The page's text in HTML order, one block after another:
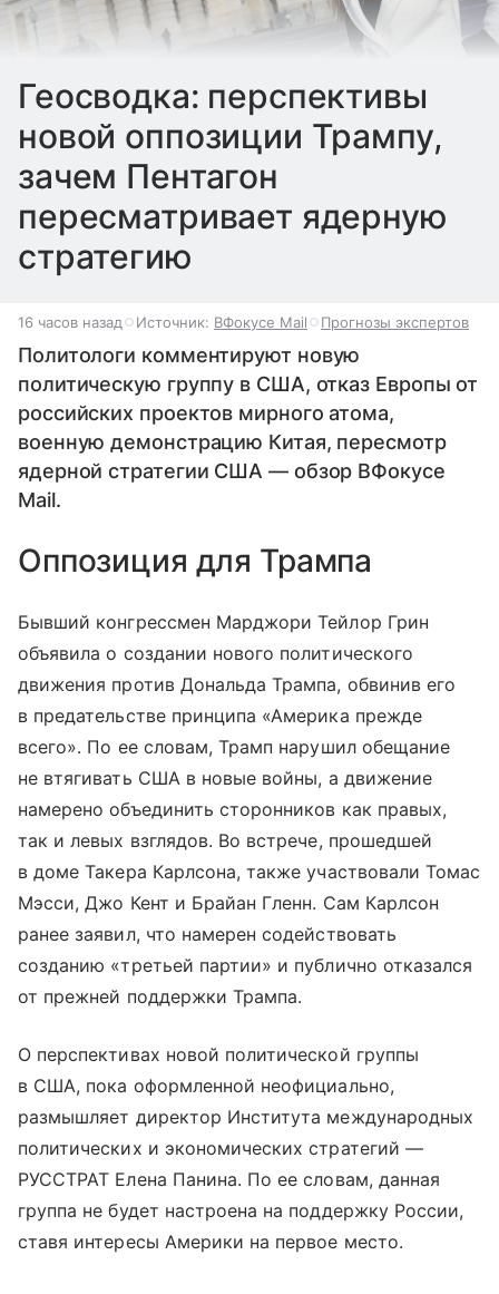
Геосводка: перспективы
новой оппозиции Трампу,
зачем Пентагон
пересматривает ядерную
стратегию
16 часов назад Источник: ВФокусе Mail Прогнозы экспертов
Политологи комментируют новую
политическую группу в США, отказ Европы от
российских проектов мирного атома,
военную демонстрацию Китая, пересмотр
ядерной стратегии США — обзор ВФокусе
Mail.
Оппозиция для Трампа
Бывший конгрессмен Марджори Тейлор Грин
объявила о создании нового политического
движения против Дональда Трампа, обвинив его
в предательстве принципа «Америка прежде
всего». По ее словам, Трамп нарушил обещание
не втягивать США в новые войны, а движение
намерено объединить сторонников как правых,
так и левых взглядов. Во встрече, прошедшей
в доме Такера Карлсона, также участвовали Томас
Мэсси, Джо Кент и Брайан Гленн. Сам Карлсон
ранее заявил, что намерен содействовать
созданию «третьей партии» и публично отказался
от прежней поддержки Трампа.
О перспективах новой политической группы
в США, пока оформленной неофициально,
размышляет директор Института международных
политических и экономических стратегий —
РУССТРАТ Елена Панина. По ее словам, данная
группа не будет настроена на поддержку России,
ставя интересы Америки на первое место.